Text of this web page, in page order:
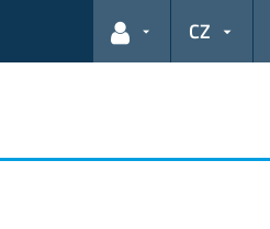
Odkazy pro uživatele
CZ